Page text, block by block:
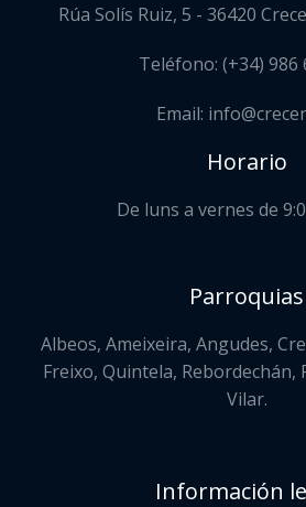
Rúa Solís Ruiz, 5 - 36420
Teléfono: (+34) 986
Email:
Horario
De luns a vernes de
Parroquias
Albeos, Ameixeira, Angudes,
Freixo, Quintela, Rebordechán,
Vilar.
Información